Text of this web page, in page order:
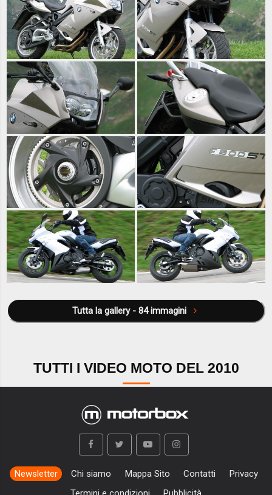
Tutta la gallery - 84 immagini
TUTTI I VIDEO MOTO DEL 2010
Newsletter Chi siamo Mappa Sito Contatti
Privacy